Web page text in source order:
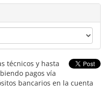
técnicos y hasta
pagos vía
bancarios en la cuenta